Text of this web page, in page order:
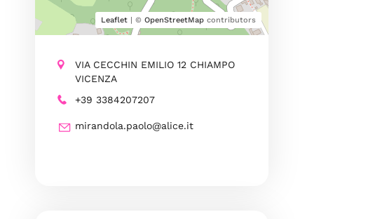
Leaflet| © OpenStreetMapcontributors
VIA CECCHIN EMILIO 12 CHIAMPO
VICENZA
+39 3384207207
mirandola.paolo@alice.it